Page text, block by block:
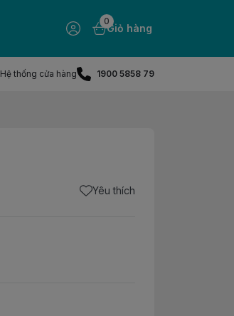
0
Giỏ hàng
Hệ thống cửa hàng 1900 5858 79
Yêu thích